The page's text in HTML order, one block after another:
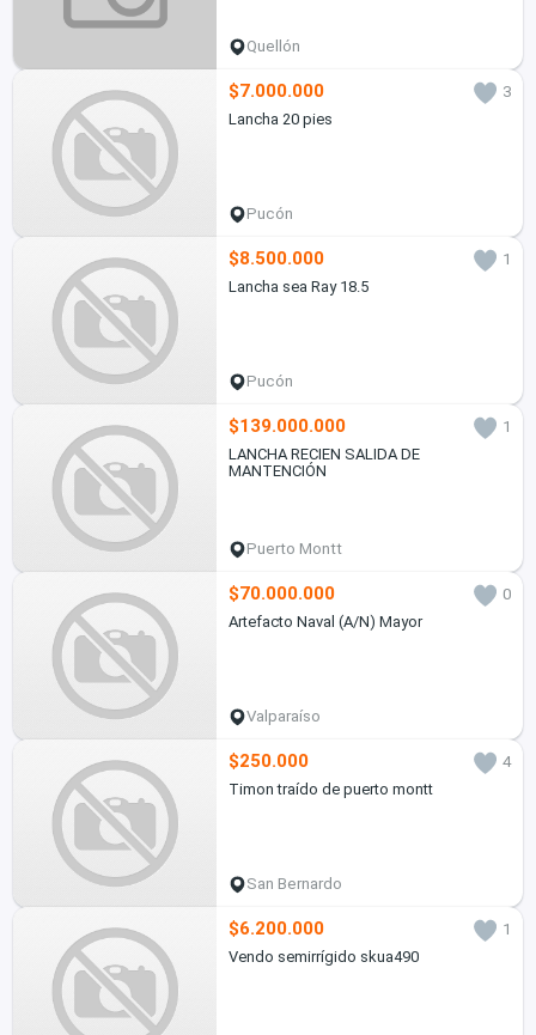
Quellón
$7.000.000
3
Lancha 20 pies
Pucón
$8.500.000
1
Lancha sea Ray 18.5
Pucón
$139.000.000
1
LANCHA RECIEN SALIDA DE
MANTENCIÓN
Puerto Montt
$70.000.000
0
Artefacto Naval (A/N) Mayor
Valparaíso
$250.000
4
Timon traído de puerto montt
San Bernardo
$6.200.000
1
Vendo semirrígido skua490